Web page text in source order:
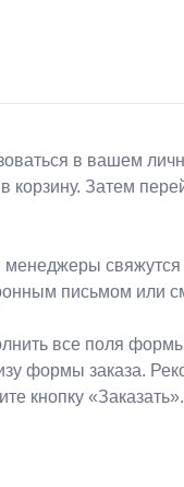
в вашем
корзину. Затем
свяжутся
письмом или
все поля
формы заказа.
кнопку «Заказать».